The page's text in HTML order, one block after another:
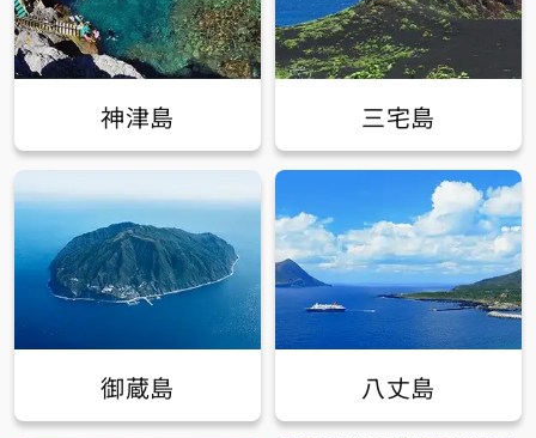
神津島 三宅島
御蔵島 八丈島